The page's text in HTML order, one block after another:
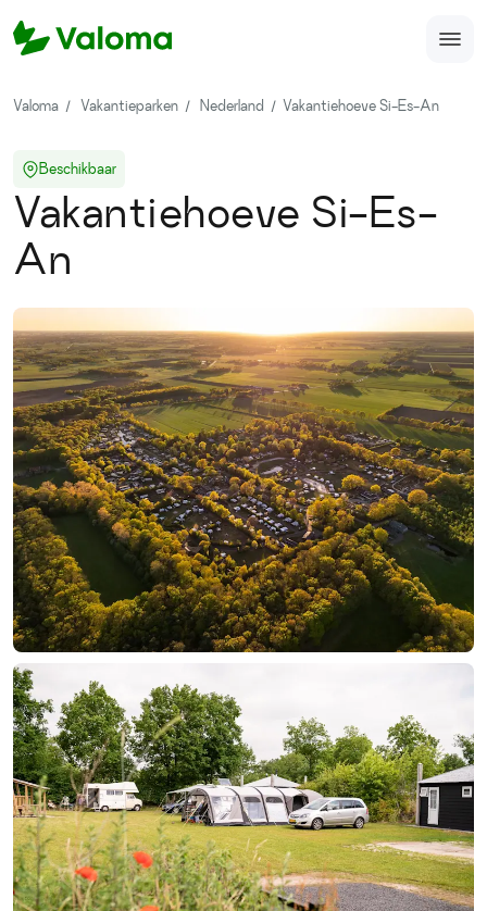
Home
Over ons
Accomodatie aanmelden
support@valoma.com
050-123-987-12
Contact
Valoma Vakantieparken Nederland Vakantiehoeve Si-Es-An
Vakantiehoeve Si-Es-
An
Beschikbaar